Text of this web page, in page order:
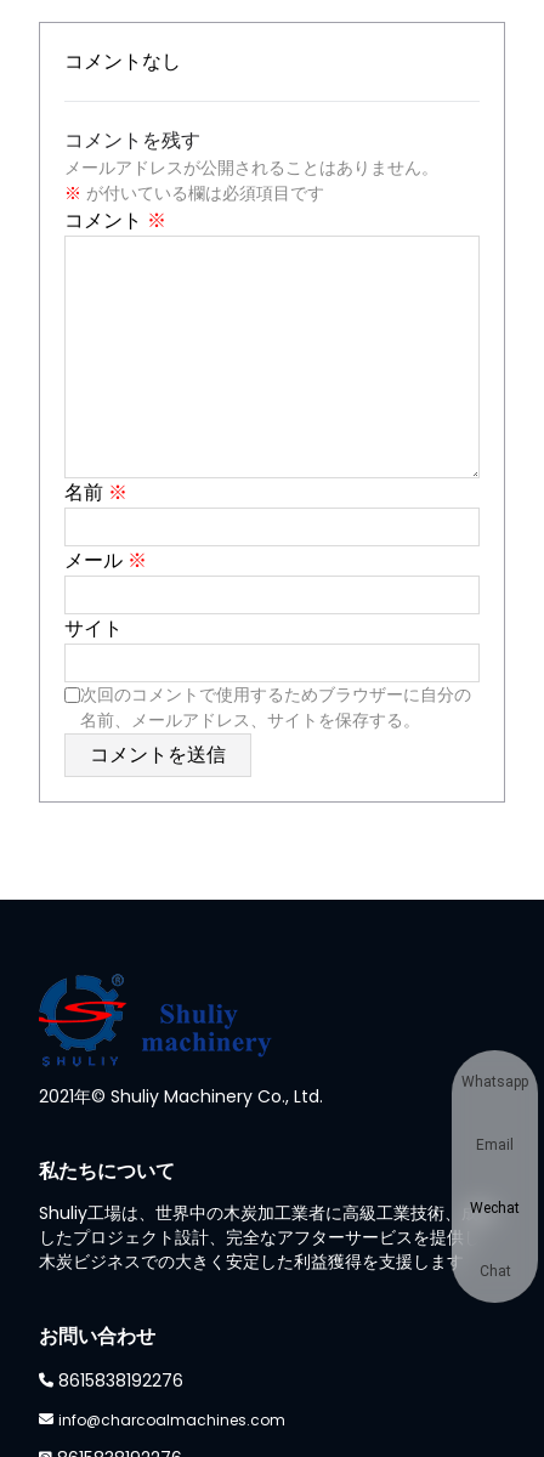
コメントなし
コメントを残す
メールアドレスが公開されることはありません。
※ が付いている欄は必須項目です
コメント ※
名前 ※
メール ※
サイト
次回のコメントで使用するためブラウザーに自分の
名前、メールアドレス、サイトを保存する。
2021年© Shuliy Machinery Co., Ltd.
私たちについて
Shuliy工場は、世界中の木炭加工業者に高級工業技術、成熟
したプロジェクト設計、完全なアフターサービスを提供し、
木炭ビジネスでの大きく安定した利益獲得を支援します
お問い合わせ
8615838192276
info@charcoalmachines.com
Whatsapp
Email
Wechat
Chat